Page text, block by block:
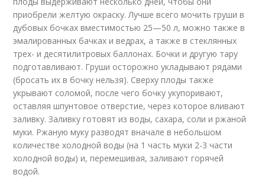
приобрели желтую окраску. Лучше всего мочить груши в
дубовых бочках вместимостью 25—50 л, можно также в
эмалированных бачках и ведрах, а также в стеклянных
трех- и десятилитровых баллонах. Бочки и другую тару
подготавливают. Груши осторожно укладывают рядами
(бросать их в бочку нельзя). Сверху плоды также
укрывают соломой, после чего бочку укупоривают,
оставляя шпунтовое отверстие, через которое вливают
заливку. Заливку готовят из воды, сахара, соли и ржаной
муки. Ржаную муку разводят вначале в небольшом
количестве холодной воды (на 1 часть муки 2-3 части
холодной воды) и, перемешивая, заливают горячей
водой.